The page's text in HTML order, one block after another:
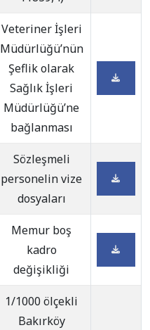
Veteriner İşleri
Müdürlüğü’nün
Şeflik olarak
Sağlık İşleri
Müdürlüğü’ne
bağlanması
Sözleşmeli
personelin vize
dosyaları
Memur boş
kadro
değişikliği
1/1000 ölçekli
Bakırköy